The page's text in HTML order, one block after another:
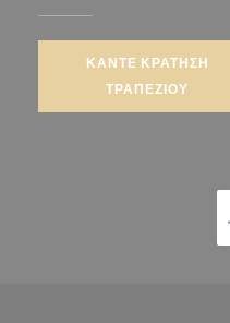
ΚΆΝΤΕ ΚΡΆΤΗΣΗ
ΤΡΑΠΕΖΙΟΎ